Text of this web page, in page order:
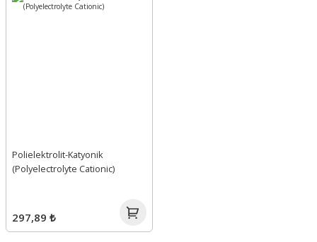
Polielektrolit-Katyonik
(Polyelectrolyte Cationic)
297,89 ₺